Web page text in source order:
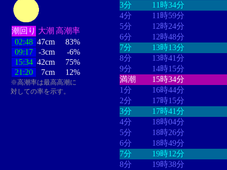
潮回り 大潮 高潮率
02:48 47cm
83%
09:17
-3cm
-6%
15:34 42cm
75%
21:20
7cm 12%
※高潮率は最高高潮に
対しての率を示す。
3分
11時34分
4分
11時59分
5分
12時24分
6分
12時48分
7分
13時13分
8分
13時41分
9分
14時15分
満潮
15時34分
1分
16時44分
2分
17時15分
3分
17時41分
4分
18時04分
5分
18時26分
6分
18時49分
7分
19時12分
8分
19時38分